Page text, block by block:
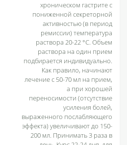
хроническом гастрите с
пониженной секреторной
активностью (в период
ремиссии) температура
раствора 20-22 °С. Объем
раствора на один прием
подбирается индивидуально.
Как правило, начинают
лечение с 50-70 мл на прием,
а при хорошей
переносимости (отсутствие
усиления болей,
выраженного послабляющего
эффекта) увеличивают до 150-
200 мл. Принимать 3 раза в